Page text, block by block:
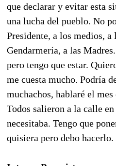
que declarar y evitar esta
una lucha del pueblo. No
Presidente, a los medios, a
Gendarmería, a las
pero tengo que estar.
me cuesta mucho. Podría
muchachos, hablaré el
Todos salieron a la calle
necesitaba. Tengo que
quisiera pero debo hacerlo.